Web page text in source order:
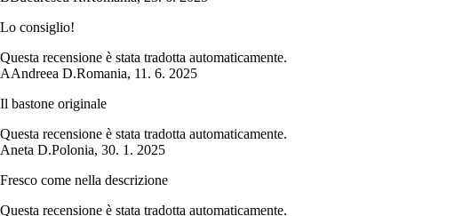
Lo consiglio!
Questa recensione è stata tradotta automaticamente.
AAndreea D.Romania, 11. 6. 2025
Il bastone originale
Questa recensione è stata tradotta automaticamente.
Aneta D.Polonia, 30. 1. 2025
Fresco come nella descrizione
Questa recensione è stata tradotta automaticamente.